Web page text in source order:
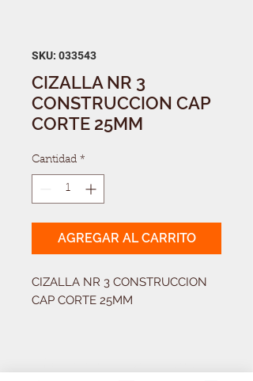
SKU: 033543
CIZALLA NR 3
CONSTRUCCION CAP
CORTE 25MM
Cantidad *
AGREGAR AL CARRITO
CIZALLA NR 3 CONSTRUCCION
CAP CORTE 25MM